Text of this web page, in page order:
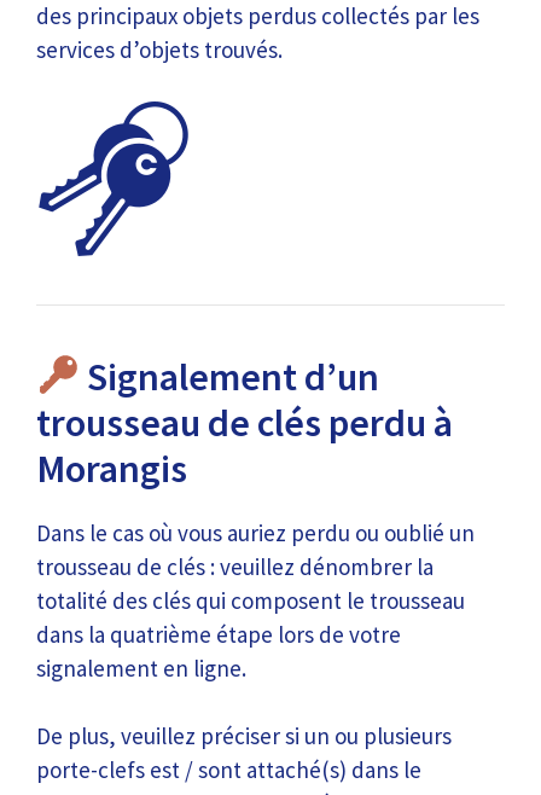
des principaux objets perdus collectés par les
services d’objets trouvés.
Signalement d’un
trousseau de clés perdu à
Morangis
Dans le cas où vous auriez perdu ou oublié un
trousseau de clés : veuillez dénombrer la
totalité des clés qui composent le trousseau
dans la quatrième étape lors de votre
signalement en ligne.
De plus, veuillez préciser si un ou plusieurs
porte-clefs est / sont attaché(s) dans le